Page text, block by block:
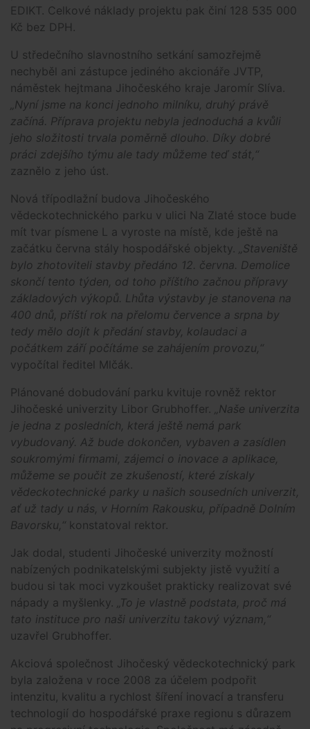
EDIKT. Celkové náklady projektu pak činí 128 535 000
Kč bez DPH.
U středečního slavnostního setkání samozřejmě
nechyběl ani zástupce jediného akcionáře JVTP,
náměstek hejtmana Jihočeského kraje Jaromír Slíva.
„Nyní jsme na konci jednoho milníku, druhý právě
začíná. Příprava projektu nebyla jednoduchá a kvůli
jeho složitosti trvala poměrně dlouho. Díky dobré
práci zdejšího týmu ale tady můžeme teď stát,“
zaznělo z jeho úst.
Nová třípodlažní budova Jihočeského
vědeckotechnického parku v ulici Na Zlaté stoce bude
mít tvar písmene L a vyroste na místě, kde ještě na
začátku června stály hospodářské objekty.
„Staveniště
bylo zhotoviteli stavby předáno 12. června. Demolice
skončí tento týden, od toho příštího začnou přípravy
základových výkopů. Lhůta výstavby je stanovena na
400 dnů, příští rok na přelomu července a srpna by
tedy mělo dojít k předání stavby, kolaudaci a
počátkem září počítáme se zahájením provozu,“
vypočítal ředitel Mlčák.
Plánované dobudování parku kvituje rovněž rektor
Jihočeské univerzity Libor Grubhoffer. „Naše univerzita
je jedna z posledních, která ještě nemá park
vybudovaný. Až bude dokončen, vybaven a zasídlen
soukromými firmami, zájemci o inovace a aplikace,
můžeme se poučit ze zkušeností, které získaly
vědeckotechnické parky u našich sousedních univerzit,
ať už tady u nás, v Horním Rakousku, případně Dolním
Bavorsku,“ konstatoval rektor.
Jak dodal, studenti Jihočeské univerzity možností
nabízených podnikatelskými subjekty jistě využití a
budou si tak moci vyzkoušet prakticky realizovat své
nápady a myšlenky. „To je vlastně podstata, proč má
tato instituce pro naši univerzitu takový význam,“
uzavřel Grubhoffer.
Akciová společnost Jihočeský vědeckotechnický park
byla založena v roce 2008 za účelem podpořit
intenzitu, kvalitu a rychlost šíření inovací a transferu
technologií do hospodářské praxe regionu s důrazem